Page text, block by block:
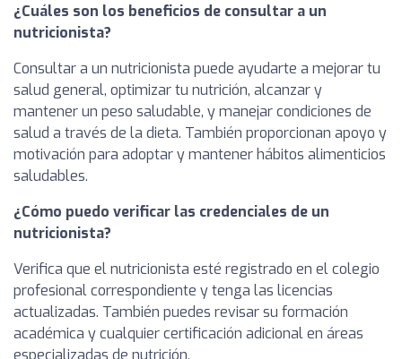
¿Cuáles son los beneficios de consultar a un
nutricionista?
Consultar a un nutricionista puede ayudarte a mejorar tu
salud general, optimizar tu nutrición, alcanzar y
mantener un peso saludable, y manejar condiciones de
salud a través de la dieta. También proporcionan apoyo y
motivación para adoptar y mantener hábitos alimenticios
saludables.
¿Cómo puedo verificar las credenciales de un
nutricionista?
Verifica que el nutricionista esté registrado en el colegio
profesional correspondiente y tenga las licencias
actualizadas. También puedes revisar su formación
académica y cualquier certificación adicional en áreas
especializadas de nutrición.